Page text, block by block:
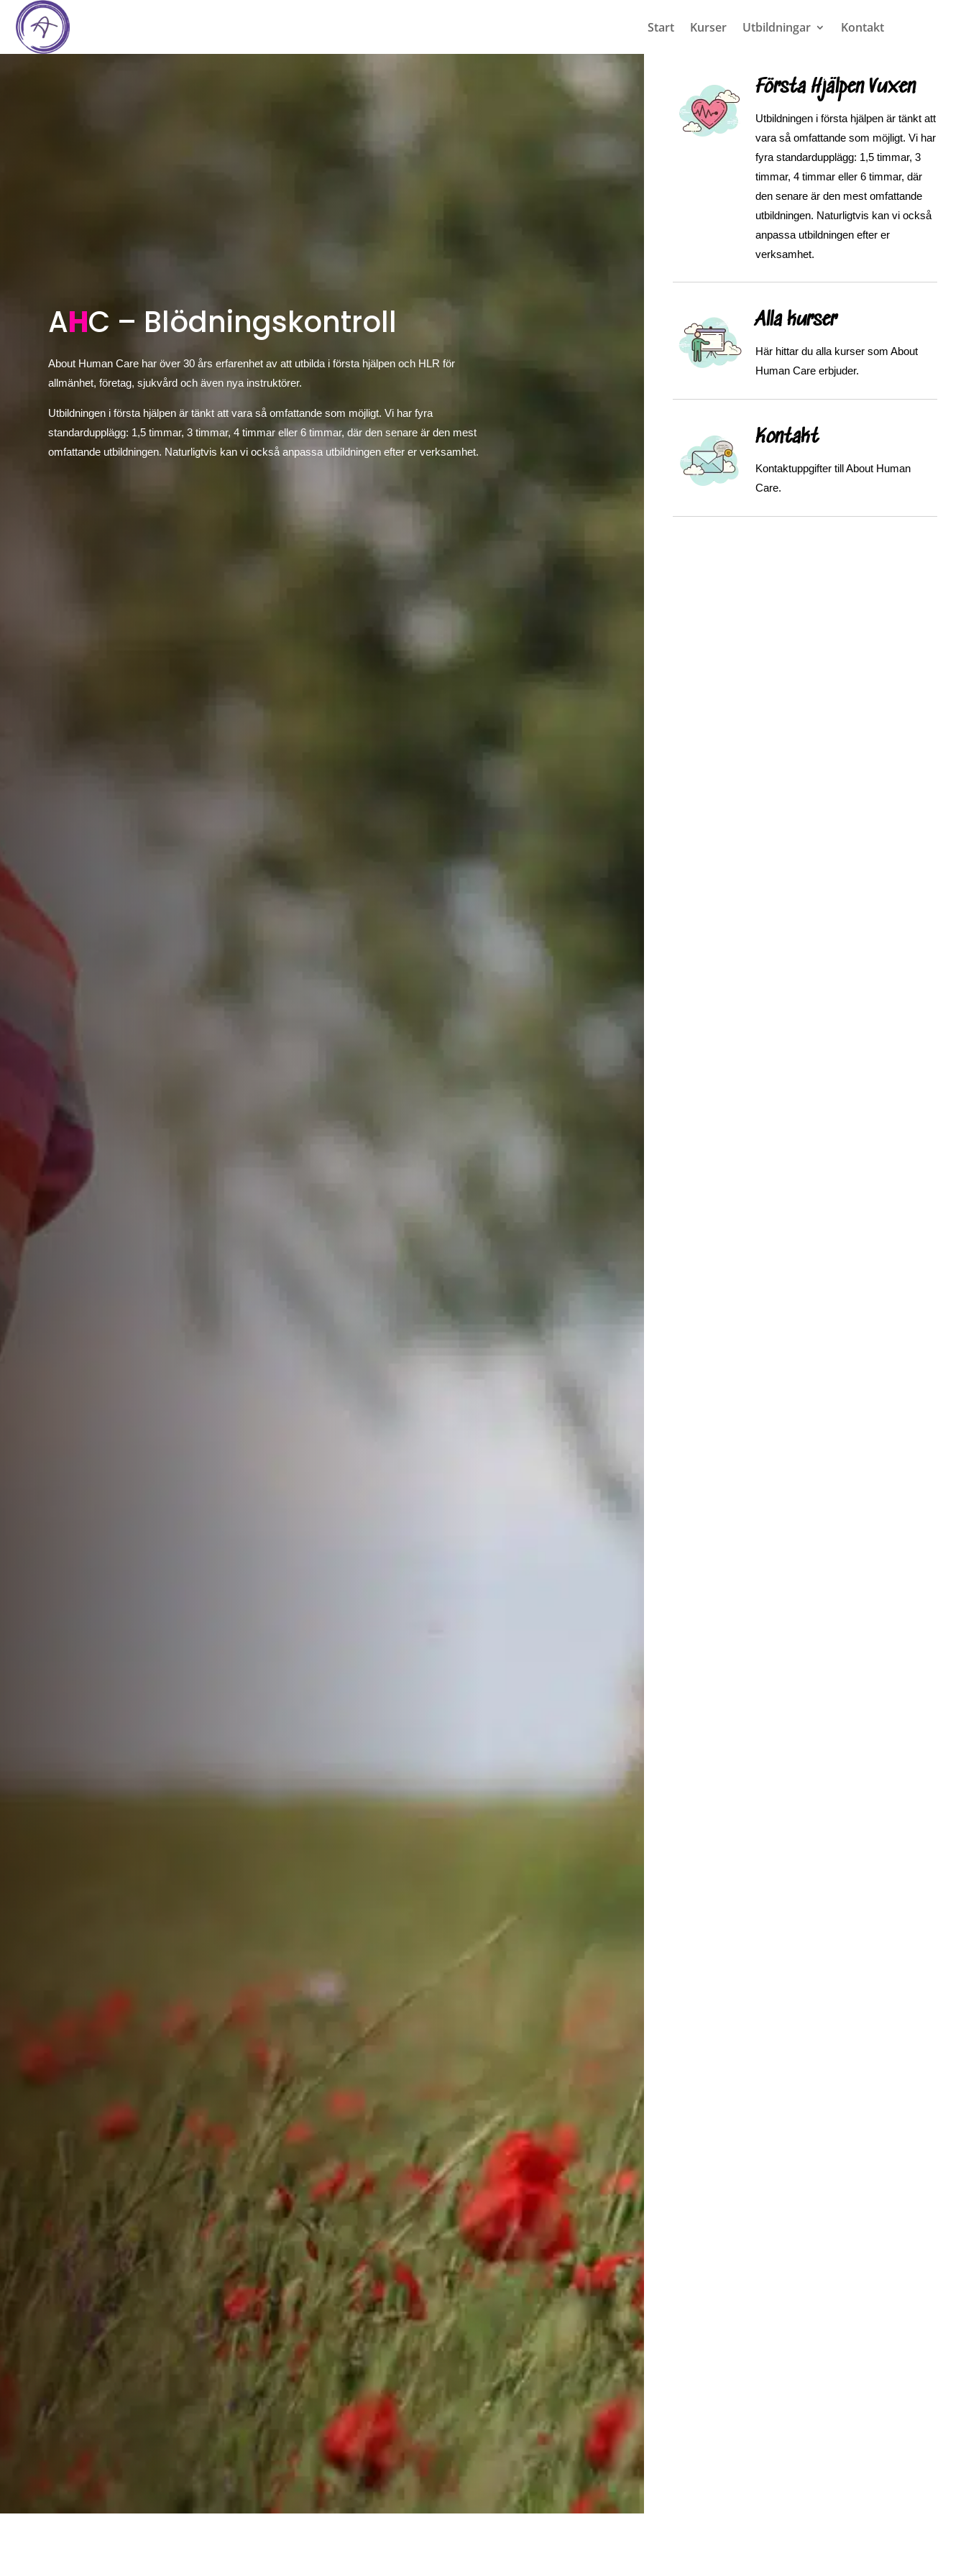
Start Kurser Utbildningar Kontakt
AHC – Blödningskontroll
About Human Care har över 30 års erfarenhet av att utbilda i första hjälpen och HLR för
allmänhet, företag, sjukvård och även nya instruktörer.
Utbildningen i första hjälpen är tänkt att vara så omfattande som möjligt. Vi har fyra
standardupplägg: 1,5 timmar, 3 timmar, 4 timmar eller 6 timmar, där den senare är den mest
omfattande utbildningen. Naturligtvis kan vi också anpassa utbildningen efter er verksamhet.
Första Hjälpen Vuxen
Utbildningen i första hjälpen är tänkt att
vara så omfattande som möjligt. Vi har
fyra standardupplägg: 1,5 timmar, 3
timmar, 4 timmar eller 6 timmar, där
den senare är den mest omfattande
utbildningen. Naturligtvis kan vi också
anpassa utbildningen efter er
verksamhet.
Alla kurser
Här hittar du alla kurser som About
Human Care erbjuder.
Kontakt
Kontaktuppgifter till About Human
Care.